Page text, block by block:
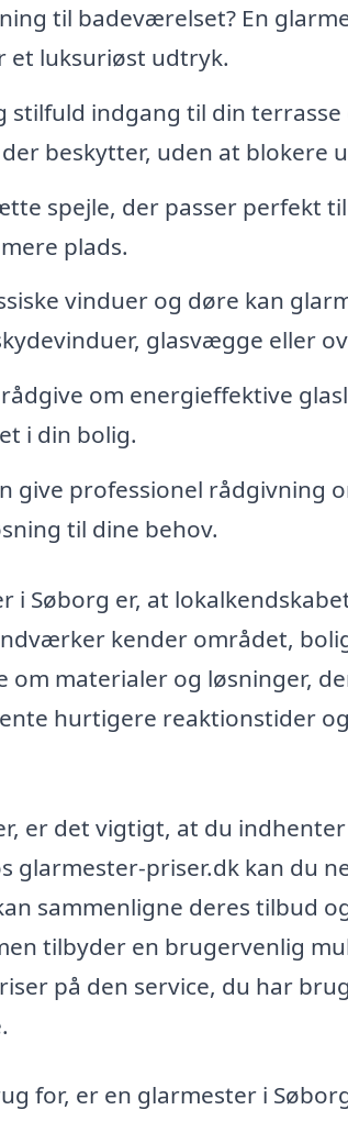
til badeværelset? En
et luksuriøst udtryk.
stilfuld indgang til din
beskytter, uden at blokere
spejle, der passer perfekt
plads.
vinduer og døre kan
glasvægge eller
om energieffektive
i din bolig.
give professionel rådgivning
til dine behov.
i Søborg er, at
kender området,
materialer og løsninger,
hurtigere reaktionstider
er det vigtigt, at du
glarmester-priser.dk kan du
sammenligne deres tilbud
tilbyder en brugervenlig
på den service, du har
for, er en glarmester i